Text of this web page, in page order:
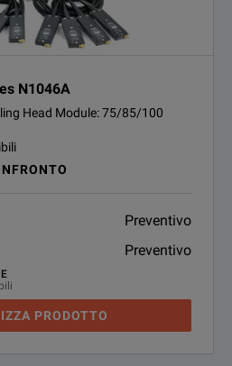
N1046A
Head Module: 75/85/100
Preventivo
Preventivo
PRODOTTO